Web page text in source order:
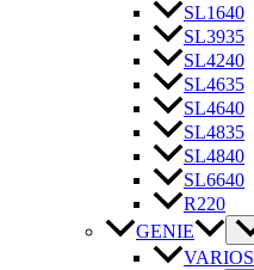
SL1640
SL3935
SL4240
SL4635
SL4640
SL4835
SL4840
SL6640
R220
GENIE
VARIOS